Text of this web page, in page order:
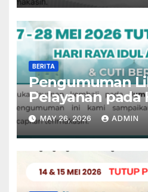
BERITA
Pengumuman
Pelayanan pada
Idul Adha 1447 H
MAY 26, 2026 ADMIN